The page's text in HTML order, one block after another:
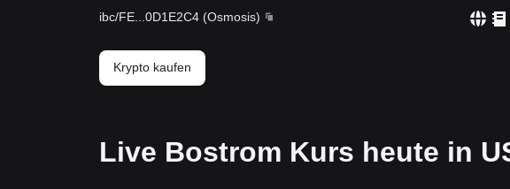
ibc/FE
0D1E2C4 (Osmosis)
Krypto kaufen
Live Bostrom Kurs heute in